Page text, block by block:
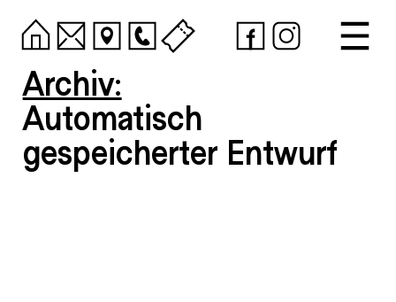
Archiv:
Automatisch
gespeicherter Entwurf